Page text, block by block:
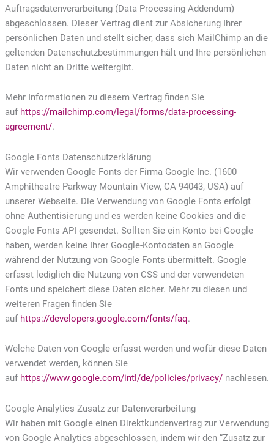
Auftragsdatenverarbeitung (Data Processing Addendum)
abgeschlossen. Dieser Vertrag dient zur Absicherung Ihrer
persönlichen Daten und stellt sicher, dass sich MailChimp an die
geltenden Datenschutzbestimmungen hält und Ihre persönlichen
Daten nicht an Dritte weitergibt.
Mehr Informationen zu diesem Vertrag finden Sie
auf https://mailchimp.com/legal/forms/data-processing-
agreement/.
Google Fonts Datenschutzerklärung
Wir verwenden Google Fonts der Firma Google Inc. (1600
Amphitheatre Parkway Mountain View, CA 94043, USA) auf
unserer Webseite. Die Verwendung von Google Fonts erfolgt
ohne Authentisierung und es werden keine Cookies and die
Google Fonts API gesendet. Sollten Sie ein Konto bei Google
haben, werden keine Ihrer Google-Kontodaten an Google
während der Nutzung von Google Fonts übermittelt. Google
erfasst lediglich die Nutzung von CSS und der verwendeten
Fonts und speichert diese Daten sicher. Mehr zu diesen und
weiteren Fragen finden Sie
auf https://developers.google.com/fonts/faq.
Welche Daten von Google erfasst werden und wofür diese Daten
verwendet werden, können Sie
auf https://www.google.com/intl/de/policies/privacy/nachlesen.
Google Analytics Zusatz zur Datenverarbeitung
Wir haben mit Google einen Direktkundenvertrag zur Verwendung
von Google Analytics abgeschlossen, indem wir den “Zusatz zur